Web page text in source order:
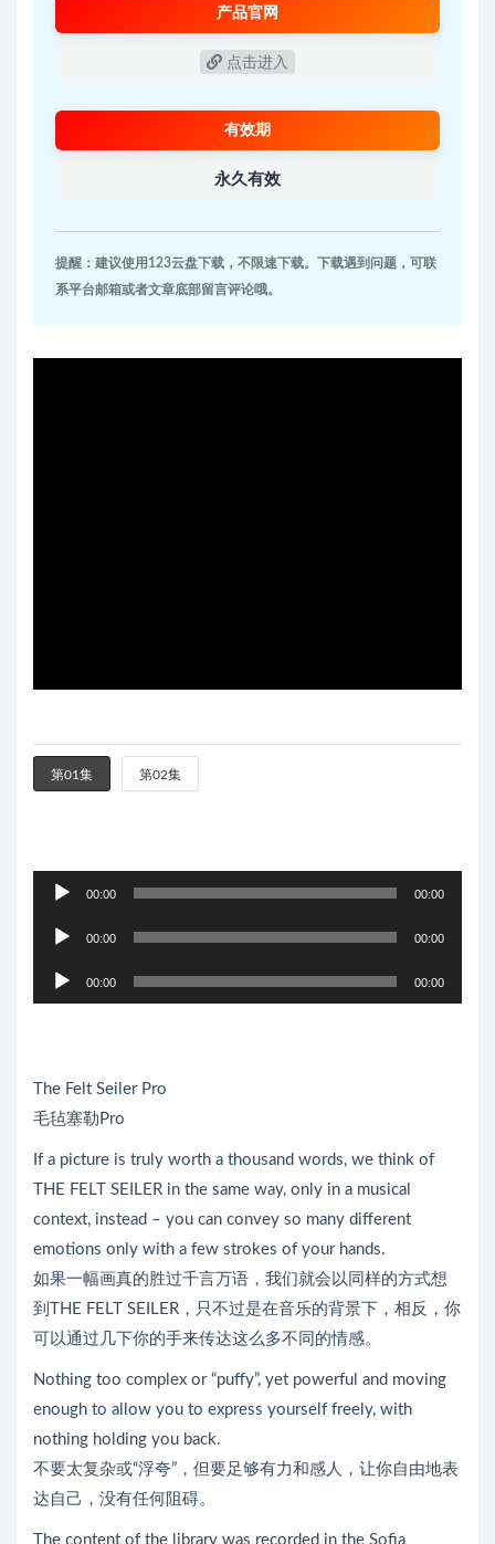
产品官网
点击进入
有效期
永久有效
提醒：建议使用123云盘下载，不限速下载。下载遇到问题，可联
系平台邮箱或者文章底部留言评论哦。
第01集 第02集
00:00 00:00
放
00:00 00:00
00:00 00:00
The Felt Seiler Pro
毛毡塞勒Pro
If a picture is truly worth a thousand words, we think of
THE FELT SEILER in the same way, only in a musical
context, instead – you can convey so many different
emotions only with a few strokes of your hands.
如果一幅画真的胜过千言万语，我们就会以同样的方式想
到THE FELT SEILER，只不过是在音乐的背景下，相反，你
可以通过几下你的手来传达这么多不同的情感。
Nothing too complex or “puffy”, yet powerful and moving
enough to allow you to express yourself freely, with
nothing holding you back.
不要太复杂或“浮夸”，但要足够有力和感人，让你自由地表
达自己，没有任何阻碍。
The content of the library was recorded in the Sofia